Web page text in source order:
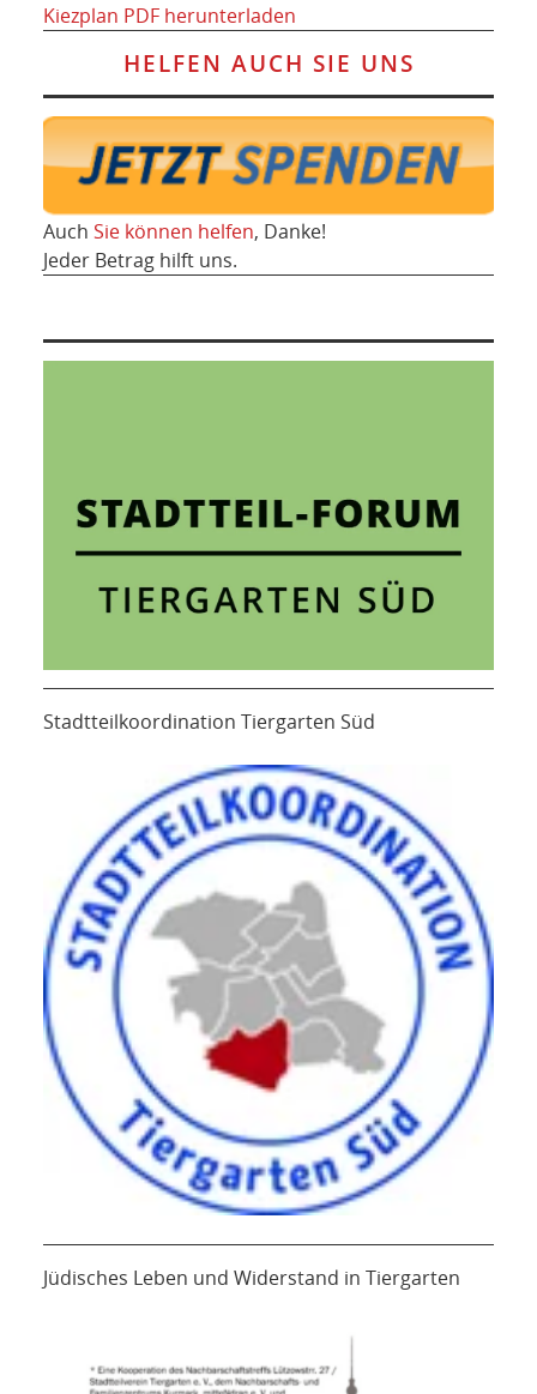
Kiezplan PDF herunterladen
HELFEN AUCH SIE UNS
Auch Sie können helfen, Danke!
Jeder Betrag hilft uns.
Stadtteilkoordination Tiergarten Süd
Jüdisches Leben und Widerstand in Tiergarten